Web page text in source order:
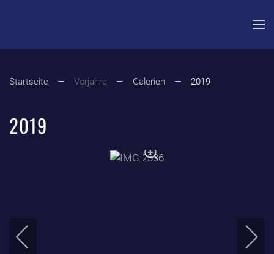
Startseite Vorjahre Galerien 2019
2019